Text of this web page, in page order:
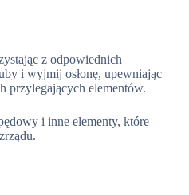
z odpowiednich
i wyjmij osłonę, upewniając
przylegających elementów.
i inne elementy, które